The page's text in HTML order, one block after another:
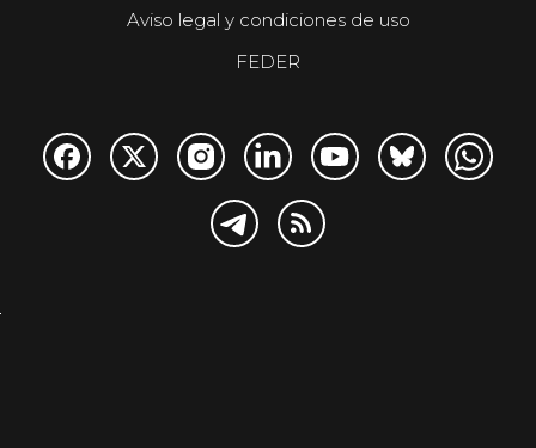
Aviso legal y condiciones de uso
FEDER